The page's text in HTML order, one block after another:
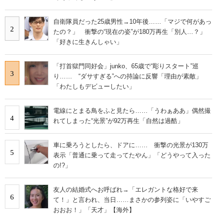
2
自衛隊員だった25歳男性→10年後……「マジで何があっ
たの？」 衝撃の“現在の姿”が180万再生「別人…？」
「好きに生きんしゃい」
3
「打首獄門同好会」junko、65歳で“彫りスタート”巡
り…… “ダサすぎる”への持論に反響「理由が素敵」
「わたしもデビューしたい」
4
電線にとまる鳥をふと見たら……「うわぁああ」偶然撮
れてしまった“光景”が92万再生「自然は過酷」
5
車に乗ろうとしたら、ドアに…… 衝撃の光景が130万
表示「普通に乗って走ってたやん」「どうやって入った
の!?」
6
友人の結婚式へお呼ばれ→「エレガントな格好で来
て！」と言われ、当日……まさかの参列姿に「いやすご
おおお！」「天才」【海外】